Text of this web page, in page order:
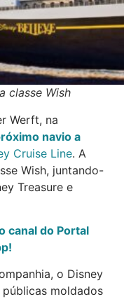
classe Wish
Werft, na
navio a
Cruise Line. A
Wish, juntando-
Treasure e
canal do Portal
o Disney
moldados